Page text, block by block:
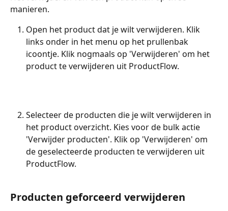
manieren.
Open het product dat je wilt verwijderen. Klik
links onder in het menu op het prullenbak
icoontje. Klik nogmaals op 'Verwijderen' om het
product te verwijderen uit ProductFlow.
Selecteer de producten die je wilt verwijderen in
het product overzicht. Kies voor de bulk actie
'Verwijder producten'. Klik op 'Verwijderen' om
de geselecteerde producten te verwijderen uit
ProductFlow.
Producten geforceerd verwijderen